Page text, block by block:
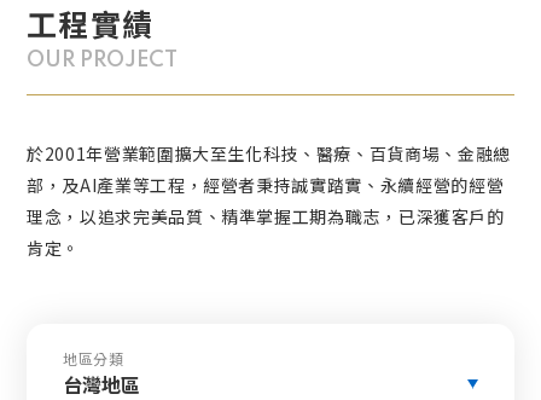
工程實績
OUR PROJECT
於2001年營業範圍擴大至生化科技、醫療、百貨商場、金融總
部，及AI產業等工程，經營者秉持誠實踏實、永續經營的經營
理念，以追求完美品質、精準掌握工期為職志，已深獲客戶的
肯定。
地區分類
台灣地區